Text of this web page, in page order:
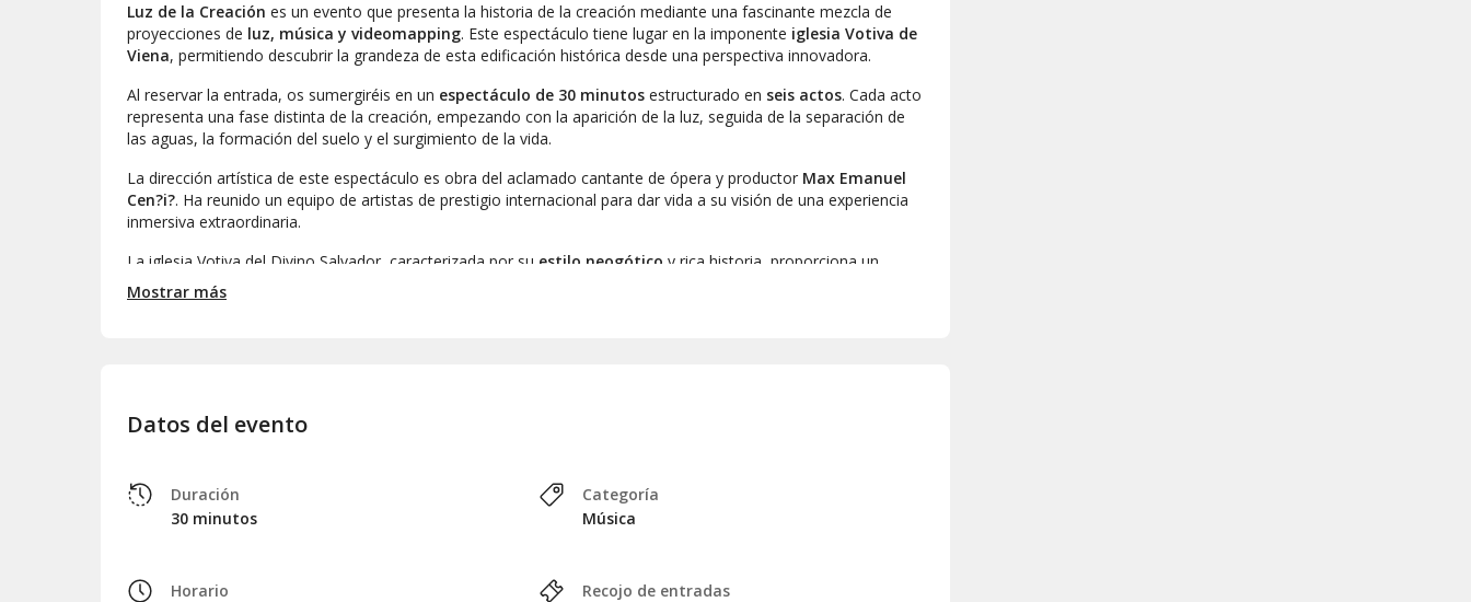
Luz de la Creación es un evento que presenta la historia de la creación mediante una fascinante mezcla de
proyecciones de luz, música y videomapping. Este espectáculo tiene lugar en la imponente iglesia Votiva de
Viena, permitiendo descubrir la grandeza de esta edificación histórica desde una perspectiva innovadora.
Al reservar la entrada, os sumergiréis en un espectáculo de 30 minutos estructurado en seis actos. Cada acto
representa una fase distinta de la creación, empezando con la aparición de la luz, seguida de la separación de
las aguas, la formación del suelo y el surgimiento de la vida.
La dirección artística de este espectáculo es obra del aclamado cantante de ópera y productor Max Emanuel
Cen?i?. Ha reunido un equipo de artistas de prestigio internacional para dar vida a su visión de una experiencia
inmersiva extraordinaria.
La iglesia Votiva del Divino Salvador, caracterizada por su estilo neogótico y rica historia, proporciona un
entorno ideal para
cuidadosamente restaurado recientemente. Sus altas agujas y
Durante el proceso de reserva, podréis seleccionar la categoría de asiento que preferís para disfrutar del
Categoría 1 (amarillos)
: ofrecen visibilidad total sin restricciones.
Categoría 2 (morados)
: cuentan con vistas limitadas debido a elementos como candelabros en el
ayudará a visualizar dónde estaréis ubicados:
Mostrar más
Datos del evento
Duración
30 minutos
Horario
Categoría
Música
Recojo de entradas